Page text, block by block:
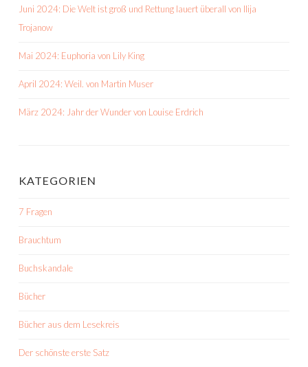
Juni 2024: Die Welt ist groß und Rettung lauert überall von Ilija
Trojanow
Mai 2024: Euphoria von Lily King
April 2024: Weil. von Martin Muser
März 2024: Jahr der Wunder von Louise Erdrich
KATEGORIEN
7 Fragen
Brauchtum
Buchskandale
Bücher
Bücher aus dem Lesekreis
Der schönste erste Satz